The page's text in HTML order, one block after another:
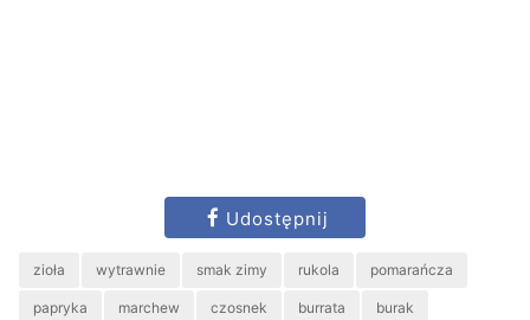
Udostępnij
zioła wytrawnie smak zimy rukola pomarańcza
papryka marchew czosnek burrata burak